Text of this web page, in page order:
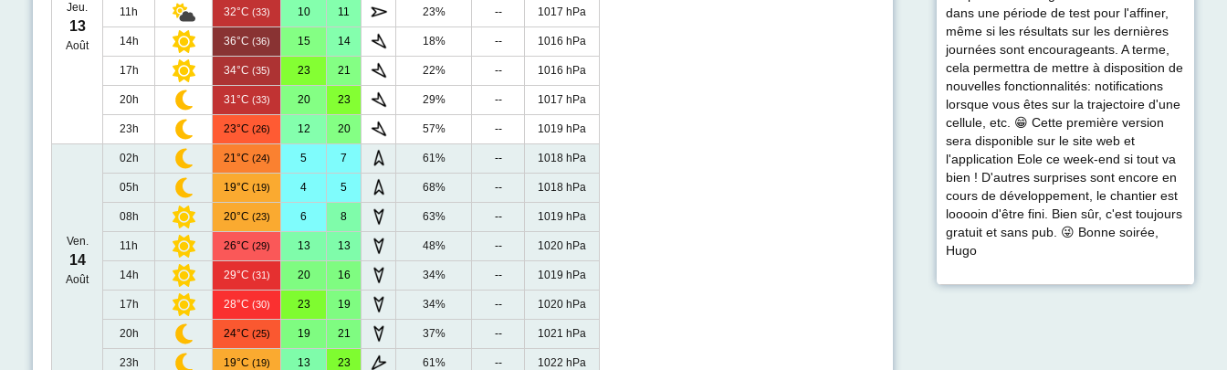
Jeu.
13
Août
11h 32°C (33) 10 11 23% -- 1017 hPa
14h 36°C (36) 15 14 18% -- 1016 hPa
17h 34°C (35) 23 21 22% -- 1016 hPa
20h 31°C (33) 20 23 29% -- 1017 hPa
23h 23°C (26) 12 20 57% -- 1019 hPa
Ven.
14
Août
02h 21°C (24) 5 7 61% -- 1018 hPa
05h 19°C (19) 4 5 68% -- 1018 hPa
08h 20°C (23) 6 8 63% -- 1019 hPa
11h 26°C (29) 13 13 48% -- 1020 hPa
14h 29°C (31) 20 16 34% -- 1019 hPa
17h 28°C (30) 23 19 34% -- 1020 hPa
20h 24°C (25) 19 21 37% -- 1021 hPa
23h 19°C (19) 13 23 61% -- 1022 hPa
dans une période de test pour l'affiner,
même si les résultats sur les dernières
journées sont encourageants. A terme,
cela permettra de mettre à disposition de
nouvelles fonctionnalités: notifications
lorsque vous êtes sur la trajectoire d'une
cellule, etc. 😁 Cette première version
sera disponible sur le site web et
l'application Eole ce week-end si tout va
bien ! D'autres surprises sont encore en
cours de développement, le chantier est
looooin d'être fini. Bien sûr, c'est toujours
gratuit et sans pub. 😜 Bonne soirée,
Hugo